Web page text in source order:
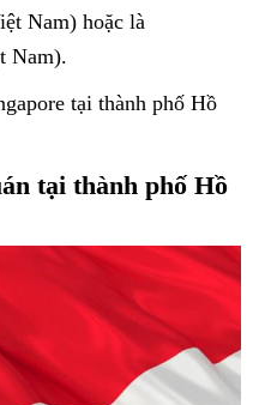
Nam) hoặc là
Nam).
tại thành phố Hồ
tại thành phố Hồ